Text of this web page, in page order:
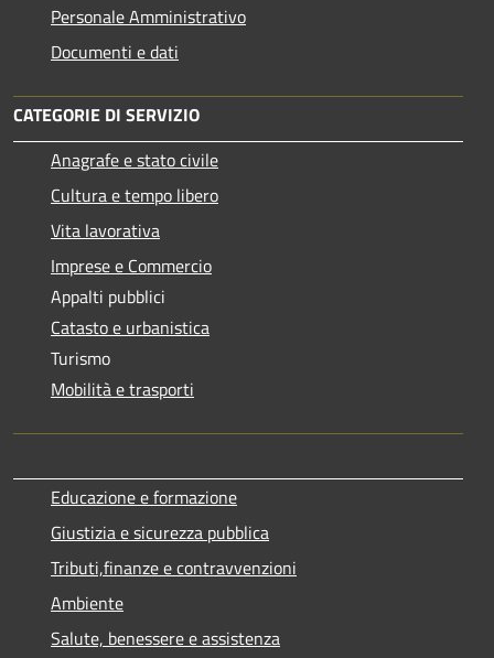
Personale Amministrativo
Documenti e dati
CATEGORIE DI SERVIZIO
Anagrafe e stato civile
Cultura e tempo libero
Vita lavorativa
Imprese e Commercio
Appalti pubblici
Catasto e urbanistica
Turismo
Mobilità e trasporti
Educazione e formazione
Giustizia e sicurezza pubblica
Tributi,finanze e contravvenzioni
Ambiente
Salute, benessere e assistenza